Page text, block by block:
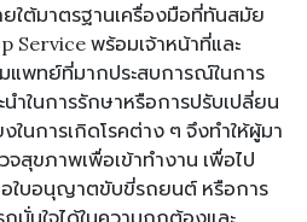
ใต้มาตรฐานเครื่องมือที่ทันสมัย
Service พร้อมเจ้าหน้าที่และ
พทย์ที่มากประสบการณ์ในการ
ำในการรักษาหรือการปรับเปลี่ยน
นการเกิดโรคต่าง ๆ จึงทำให้ผู้มา
จสุขภาพเพื่อเข้าทำงาน เพื่อไป
ใบอนุญาตขับขี่รถยนต์ หรือการ